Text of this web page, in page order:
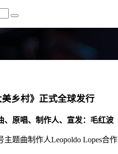
乡村》正式全球发行
、原唱、制作人、宣发：毛红波
题曲制作人Leopoldo Lopes合作